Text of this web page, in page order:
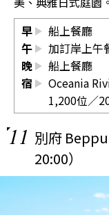
早
船上餐廳
午
加訂岸上午
晚
船上餐廳
宿
Oceania
1,200位／
11 別府
20:00）